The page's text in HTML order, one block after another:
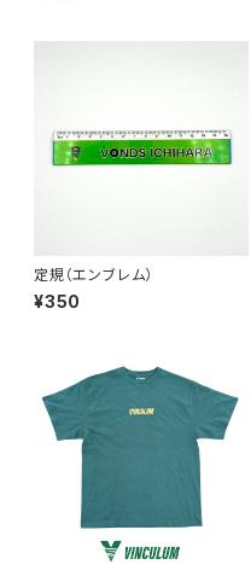
定規（エンブレム）
¥350